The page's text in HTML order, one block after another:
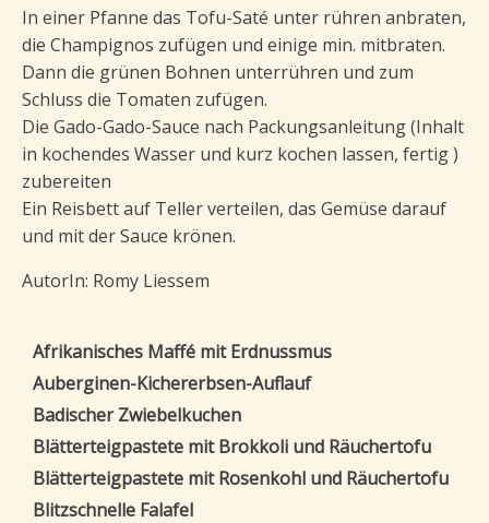
In einer Pfanne das Tofu-Saté unter rühren anbraten,
die Champignos zufügen und einige min. mitbraten.
Dann die grünen Bohnen unterrühren und zum
Schluss die Tomaten zufügen.
Die Gado-Gado-Sauce nach Packungsanleitung (Inhalt
in kochendes Wasser und kurz kochen lassen, fertig )
zubereiten
Ein Reisbett auf Teller verteilen, das Gemüse darauf
und mit der Sauce krönen.
AutorIn: Romy Liessem
Afrikanisches Maffé mit Erdnussmus
Auberginen-Kichererbsen-Auflauf
Badischer Zwiebelkuchen
Blätterteigpastete mit Brokkoli und Räuchertofu
Blätterteigpastete mit Rosenkohl und Räuchertofu
Blitzschnelle Falafel